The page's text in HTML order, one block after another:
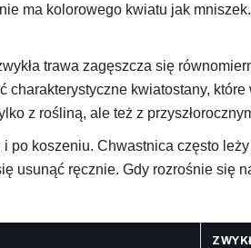
ma kolorowego kwiatu jak
trawa zagęszcza się
kwiatostany,
z rośliną, ale też z
koszeniu. Chwastnica często
usunąć ręcznie. Gdy rozrośnie się